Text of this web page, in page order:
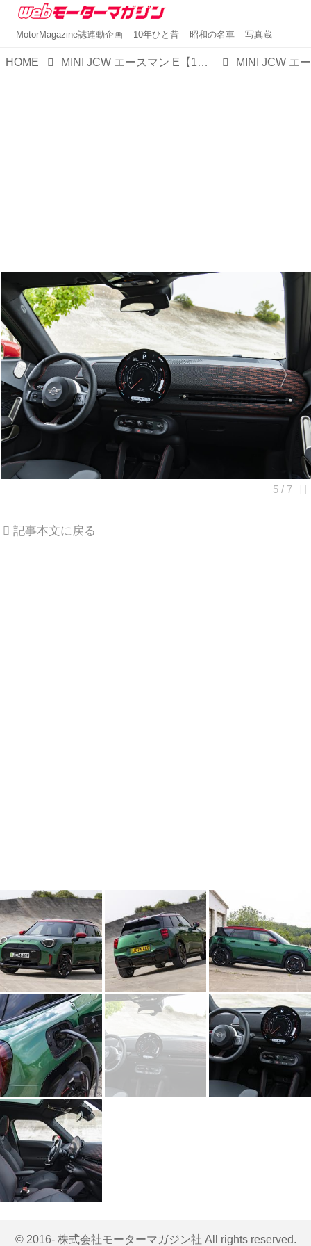
MotorMagazine誌連動企画 10年ひと昔 昭和の名車 写真蔵
HOME MINI JCW エースマン E【1分で読める輸入車解説／2025年最新版】 MINI JCW エ
記事本文に戻る
© 2016- 株式会社モーターマガジン社 All rights reserved.